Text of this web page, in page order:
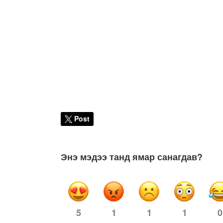
Post
Энэ мэдээ танд ямар санагдав?
5 1 1 1 0